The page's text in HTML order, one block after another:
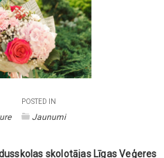
POSTED IN
Jaunumi
skolotājas Līgas Veģeres